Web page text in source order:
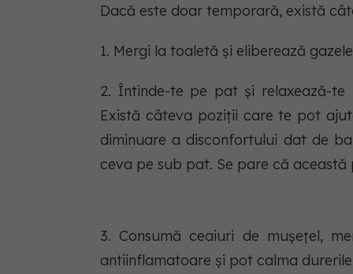
Dacă este doar temporară, există
1. Mergi la toaletă și eliberează
2. Întinde-te pe pat și relaxează-te
Există câteva poziții care te pot
diminuare a disconfortului dat de
ceva pe sub pat. Se pare că
3. Consumă ceaiuri de mușețel,
antiinflamatoare și pot calma